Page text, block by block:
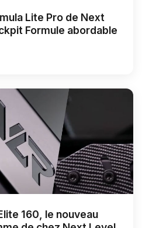
Lite Pro de Next
Formule abordable
160, le nouveau